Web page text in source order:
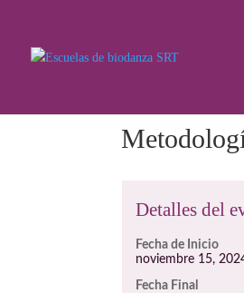
Detalles del
Fecha de Inicio
noviembre 15,
Fecha Final